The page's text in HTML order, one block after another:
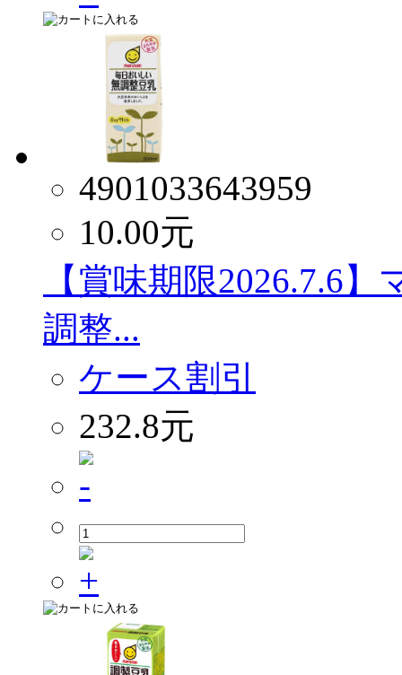
4901033643959
10.00元
【賞味期限2026.7.6
調整...
ケース割引
232.8元